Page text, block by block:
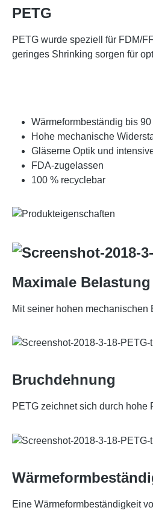
PETG
PETG wurde speziell für FDM/
geringes Shrinking sorgen für
Wärmeformbeständig bis 90
Hohe mechanische
Gläserne Optik und
FDA-zugelassen
100 % recyclebar
Maximale Belastung
Mit seiner hohen
Bruchdehnung
PETG zeichnet sich durch
Eine Wärmeformbeständigkeit